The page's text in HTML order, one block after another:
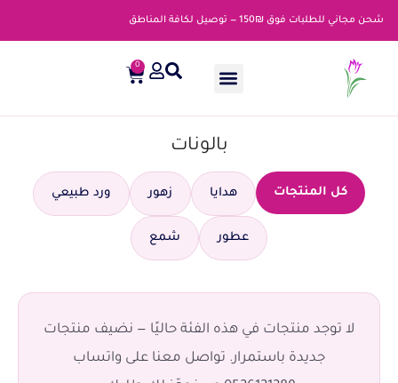
شحن مجاني للطلبات فوق ₪150 — توصيل لكافة المناطق
0
بالونات
كل المنتجات هدايا زهور ورد طبيعي
عطور شمع
لا توجد منتجات في هذه الفئة حاليًا — نضيف منتجات
جديدة باستمرار. تواصل معنا على واتساب